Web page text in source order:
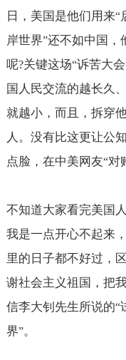
日，美国是他们用来“
岸世界”还不如中国，
呢?关键这场“诉苦大会
国人民交流的越长久
就越小，而且，拆穿
人。没有比这更让公
点脸，在中美网友“对
不知道大家看完美国
我是一点开心不起来
里的日子都不好过，
谢社会主义祖国，把
信李大钊先生所说的“
界”。